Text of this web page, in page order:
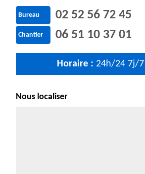
Bureau 02 52 56 72 45
Chantier 06 51 10 37 01
Horaire : 24h/24 7j/7
Nous localiser